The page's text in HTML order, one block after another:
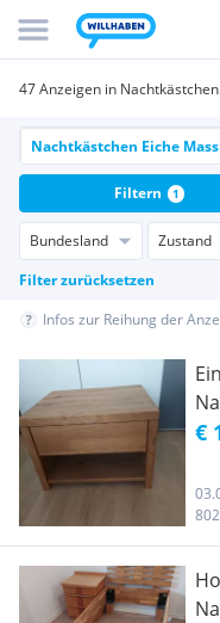
47 Anzeigen in
Bundesland Zustand
Filter zurücksetzen
Filtern 1
Infos zur Reihung der
€